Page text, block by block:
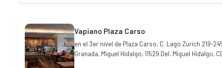
Vapiano Plaza Carso
en el 3er nivel de Plaza Carso, C. Lago Zurich 219-
Granada, Miguel Hidalgo, 11529 Del. Miguel Hidalgo,